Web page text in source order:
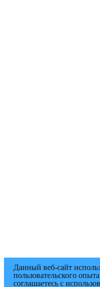
Данный веб-сайт
пользовательского
соглашаетесь с